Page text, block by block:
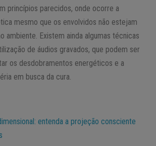
princípios parecidos, onde ocorre a
mesmo que os envolvidos não estejam
ambiente. Existem ainda algumas técnicas
de áudios gravados, que podem ser
os desdobramentos energéticos e a
em busca da cura.
entenda a projeção consciente